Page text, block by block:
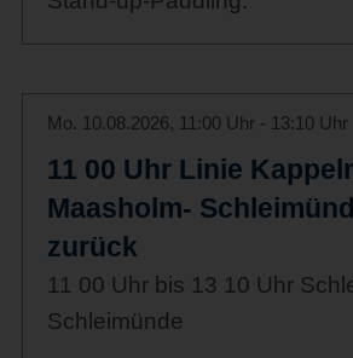
Mo. 10.08.2026, 11:00 Uhr - 13:10 Uhr
11 00 Uhr Linie
Maasholm-
zurück
11 00 Uhr bis 13 10 Uhr
Schleimünde